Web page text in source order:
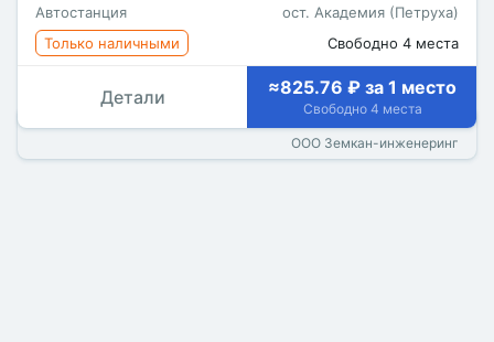
Автостанция
ост. Академия (Петруха)
Только наличными
Свободно 4 места
Детали ≈825.76 ₽ за 1 место
Свободно 4 места
ООО Земкан-инженеринг